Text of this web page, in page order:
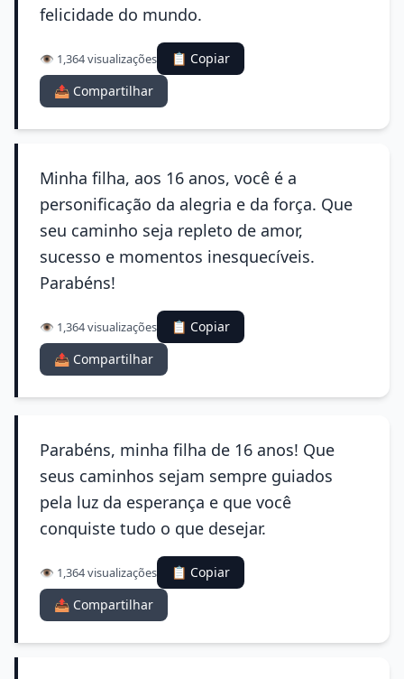
felicidade do mundo.
👁️ 1,364 visualizações
📋 Copiar
📤 Compartilhar
Minha filha, aos 16 anos, você é a
personificação da alegria e da força. Que
seu caminho seja repleto de amor,
sucesso e momentos inesquecíveis.
Parabéns!
👁️ 1,364 visualizações
📋 Copiar
📤 Compartilhar
Parabéns, minha filha de 16 anos! Que
seus caminhos sejam sempre guiados
pela luz da esperança e que você
conquiste tudo o que desejar.
👁️ 1,364 visualizações
📋 Copiar
📤 Compartilhar